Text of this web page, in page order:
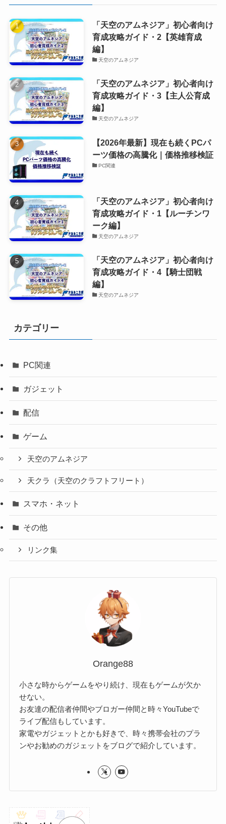
「天空のアムネジア」初心者向け
育成攻略ガイド・2【英雄育成
編】
天空のアムネジア
「天空のアムネジア」初心者向け
育成攻略ガイド・3【主人公育成
編】
天空のアムネジア
【2026年最新】現在も続くPCパ
ーツ価格の高騰化｜価格推移検証
PC関連
「天空のアムネジア」初心者向け
育成攻略ガイド・1【ルーチンワ
ーク編】
天空のアムネジア
「天空のアムネジア」初心者向け
育成攻略ガイド・4【騎士団戦
編】
天空のアムネジア
カテゴリー
PC関連
ガジェット
配信
ゲーム
天空のアムネジア
天クラ（天空のクラフトフリート）
スマホ・ネット
その他
リンク集
Orange88
小さな時からゲームをやり続け、現在もゲームが欠か
せない。
お友達の配信者仲間やブロガー仲間と時々YouTubeで
ライブ配信もしています。
家電やガジェットとかも好きで、時々携帯会社のプラ
ンやお勧めのガジェットをブログで紹介しています。